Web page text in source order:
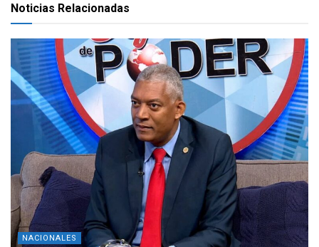
Noticias Relacionadas
NACIONALES